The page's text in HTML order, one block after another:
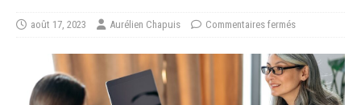
août 17, 2023 Aurélien Chapuis Commentaires fermés